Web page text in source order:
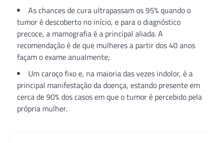
As chances de cura ultrapassam os 95% quando o
tumor é descoberto no início, e para o diagnóstico
precoce, a mamografia é a principal aliada. A
recomendação é de que mulheres a partir dos 40 anos
façam o exame anualmente;
Um caroço fixo e, na maioria das vezes indolor, é a
principal manifestação da doença, estando presente em
cerca de 90% dos casos em que o tumor é percebido pela
própria mulher.